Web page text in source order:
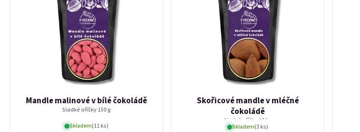
Mandle malinové v bílé čokoládě
Sladké oříšky 150 g
Skladem(11 ks)
Skořicové mandle v mléčné
čokoládě
Sladké oříšky 150 g
Skladem(3 ks)